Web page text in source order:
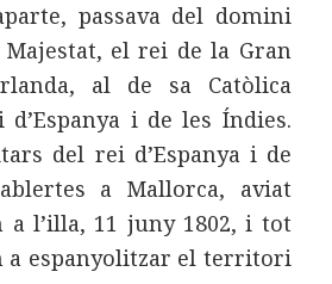
passava del domini
Majestat, el rei de la Gran
al de sa Catòlica
i de les Índies.
del rei d’Espanya i de
a Mallorca, aviat
a l’illa, 11 juny 1802, i tot
a espanyolitzar el territori